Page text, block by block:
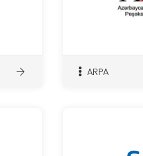
ARPA